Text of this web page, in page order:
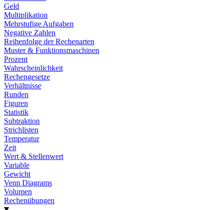
Geld
Multiplikation
Mehrstufige Aufgaben
Negative Zahlen
Reihenfolge der Rechenarten
Muster & Funktionsmaschinen
Prozent
Wahrscheinlichkeit
Rechengesetze
Verhältnisse
Runden
Figuren
Statistik
Subtraktion
Strichlisten
Temperatur
Zeit
Wert & Stellenwert
Variable
Gewicht
Venn Diagrams
Volumen
Rechenübungen